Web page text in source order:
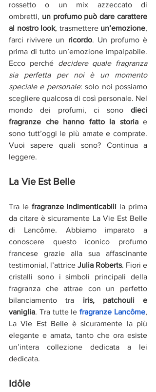
rossetto o un mix azzeccato di
ombretti, un profumo può dare carattere
al nostro look, trasmettere un’emozione,
farci rivivere un ricordo. Un profumo è
prima di tutto un’emozione impalpabile.
Ecco perché decidere quale fragranza
sia perfetta per noi è un momento
speciale e personale: solo noi possiamo
scegliere qualcosa di così personale. Nel
mondo dei profumi, ci sono dieci
fragranze che hanno fatto la storia e
sono tutt’oggi le più amate e comprate.
Vuoi sapere quali sono? Continua a
leggere.
La Vie Est Belle
Tra le fragranze indimenticabili la prima
da citare è sicuramente La Vie Est Belle
di Lancôme. Abbiamo imparato a
conoscere questo iconico profumo
francese grazie alla sua affascinante
testimonial, l’attrice Julia Roberts. Fiori e
cristalli sono i simboli principali della
fragranza che attrae con un perfetto
bilanciamento tra iris, patchouli e
vaniglia. Tra tutte le fragranze Lancôme,
La Vie Est Belle è sicuramente la più
elegante e amata, tanto che ora esiste
un’intera collezione dedicata a lei
dedicata.
Idôle